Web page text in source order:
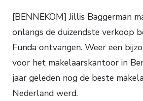
[BENNEKOM] Jillis Baggerman
onlangs de duizendste verkoop
Funda ontvangen. Weer een
voor het makelaarskantoor in
jaar geleden nog de beste
Nederland werd.